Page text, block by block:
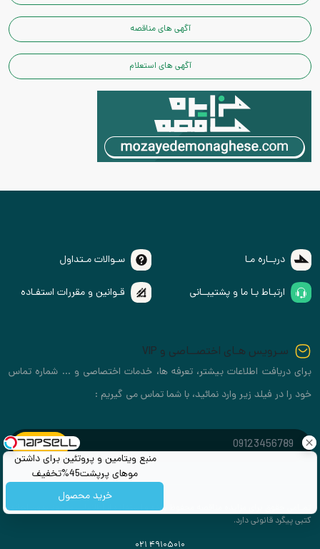
آگهی های مناقصه
آگهی های استعلام
منبع ویتامین و پروتئین برای داشتن
موهای پرپشت45%تخفیف
خرید محصول
دربــاره مـا سـوالات مـتداول
ارتبـاط بـا ما و پشتیبــانی قـوانین و مقررات استفـاده
سـرویس هـای اختصــاصی و VIP
برای دریافت اطلاعات بیشتر، تعرفه ها، خدمات اختصاصی و ... شماره تماس
خود را در فیلد زیر وارد نمائید، با شما تماس می گیریم :
تمـامی حقوق برای مزایده مناقصه محفوظ بوده و استفاده از اطلاعات موجود بدون اجازه
کتبی پیگرد قانونی دارد.
۰۲۱ ۴۹۱۰۵۰۱۰